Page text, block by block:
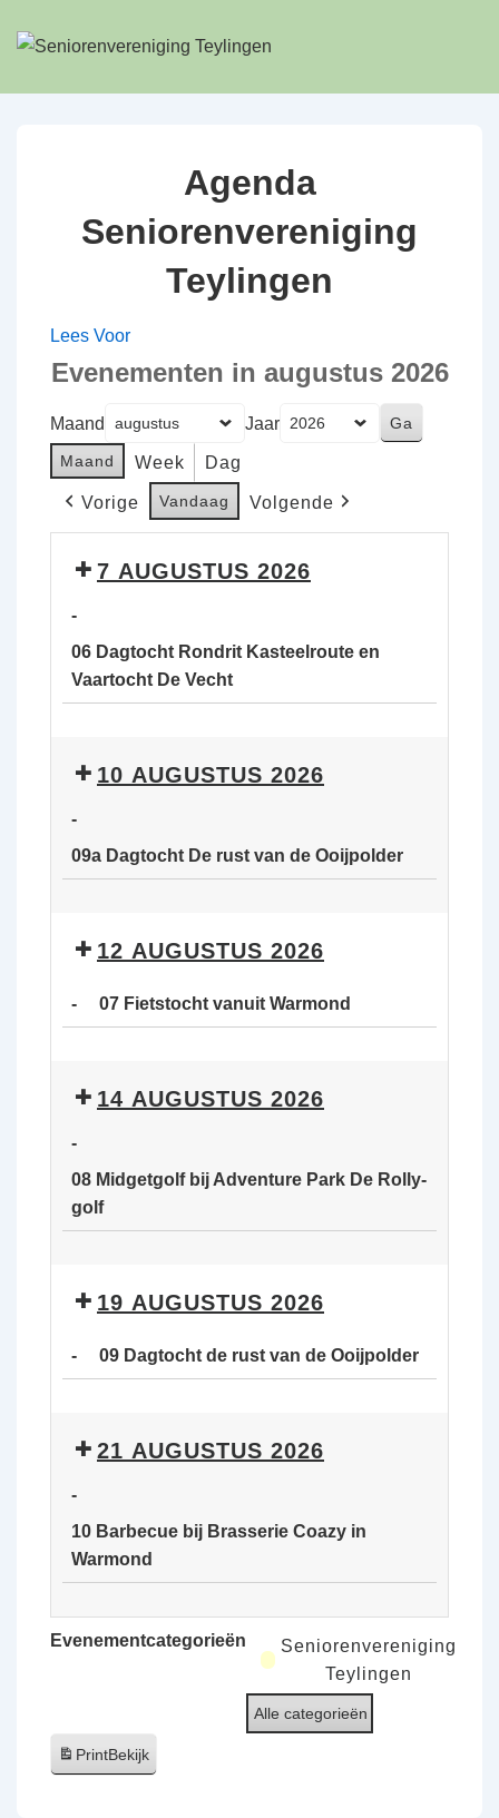
Doorgaan
Agenda
Seniorenvereniging
Teylingen
Lees Voor
Evenementen in augustus 2026
Maand Jaar
Maand Week Dag
Vorige Vandaag Volgende
7 AUGUSTUS 2026
-
06 Dagtocht Rondrit Kasteelroute en
Vaartocht De Vecht
Rondrit
Vaartocht
10 AUGUSTUS 2026
-
09a Dagtocht De rust van de Ooijpolder
De
van
12 AUGUSTUS 2026
- 07 Fietstocht vanuit Warmond
vanuit
14 AUGUSTUS 2026
-
08 Midgetgolf bij Adventure Park De Rolly-
golf
bij
Park
golf
19 AUGUSTUS 2026
- 09 Dagtocht de rust van de Ooijpolder
de
de
Ooijpolder
21 AUGUSTUS 2026
-
10 Barbecue bij Brasserie Coazy in
Warmond
Barbecue
in
Warmond
Evenementcategorieën
Seniorenvereniging
Teylingen
Alle categorieën
PrintBekijk